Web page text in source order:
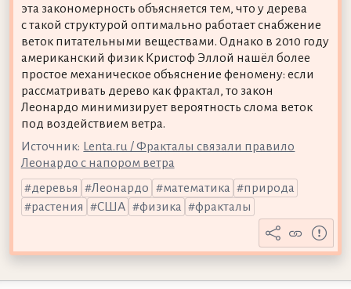
эта закономерность объясняется тем, что у дерева
с такой структурой оптимально работает снабжение
веток питательными веществами. Однако в 2010 году
американский физик Кристоф Эллой нашёл более
простое механическое объяснение феномену: если
рассматривать дерево как фрактал, то закон
Леонардо минимизирует вероятность слома веток
под воздействием ветра.
Источник: Lenta.ru / Фракталы связали правило
Леонардо с напором ветра
деревья
Леонардо математика
природа
растения
США физика фракталы